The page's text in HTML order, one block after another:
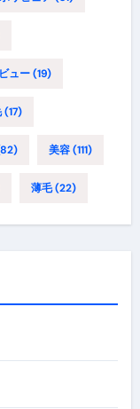
ュー(19)
(17)
美容(111)
薄毛(22)